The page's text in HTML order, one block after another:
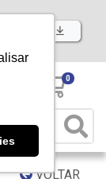
APP
0
VOLTAR